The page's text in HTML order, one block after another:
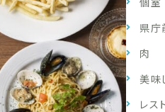
県庁
肉
美味
レス